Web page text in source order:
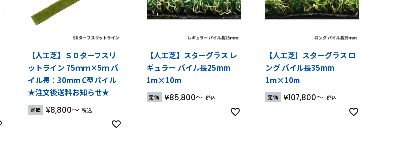
【人工芝】ＳＤターフスリ
ットライン 75ｍｍ×5ｍ パ
イル長：30mm C型パイル
★注文後送料お知らせ★
定価 ¥8,800 税込
【人工芝】スターグラス レ
ギュラー パイル長25mm
1m×10m
定価 ¥85,800 税込
【人工芝】スターグラス ロ
ング パイル長35mm
1m×10m
定価 ¥107,800 税込